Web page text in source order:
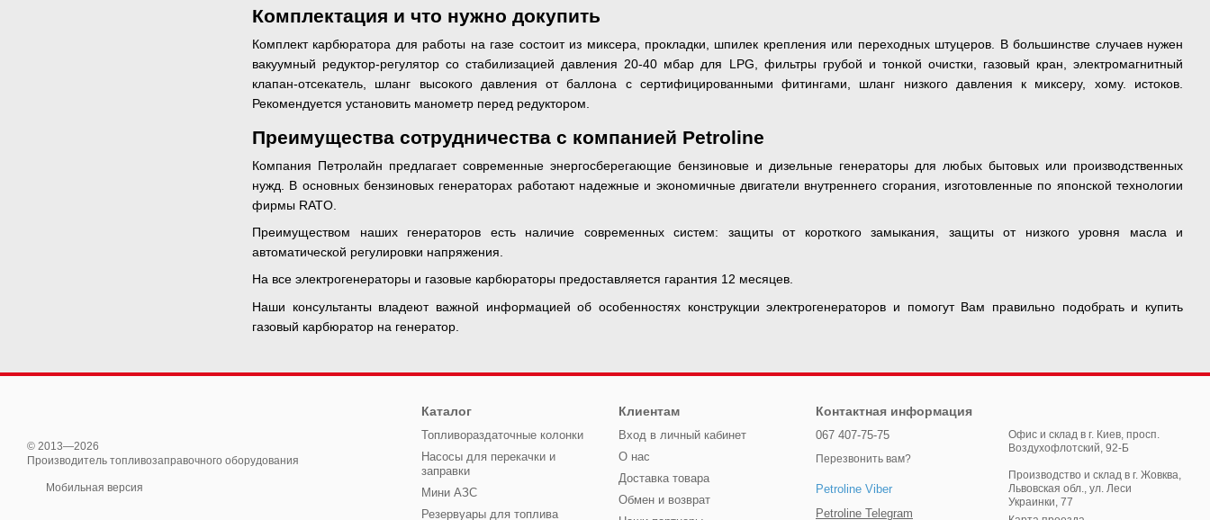
Комплектация и что нужно докупить
Комплект карбюратора для работы на газе состоит из миксера, прокладки, шпилек крепления или переходных штуцеров. В большинстве случаев нужен
вакуумный редуктор-регулятор со стабилизацией давления 20-40 мбар для LPG, фильтры грубой и тонкой очистки, газовый кран, электромагнитный
клапан-отсекатель, шланг высокого давления от баллона с сертифицированными фитингами, шланг низкого давления к миксеру, хому. истоков.
Рекомендуется установить манометр перед редуктором.
Преимущества сотрудничества с компанией Petroline
Компания Петролайн предлагает современные энергосберегающие бензиновые и дизельные генераторы для любых бытовых или производственных
нужд. В основных бензиновых генераторах работают надежные и экономичные двигатели внутреннего сгорания, изготовленные по японской технологии
фирмы RATO.
Преимуществом наших генераторов есть наличие современных систем: защиты от короткого замыкания, защиты от низкого уровня масла и
автоматической регулировки напряжения.
На все электрогенераторы и газовые карбюраторы предоставляется гарантия 12 месяцев.
Наши консультанты владеют важной информацией об особенностях конструкции электрогенераторов и помогут Вам правильно подобрать и купить
газовый карбюратор на генератор.
© 2013—2026
Производитель топливозаправочного оборудования
Мобильная версия
Каталог
Топливораздаточные колонки
Насосы для перекачки и
заправки
Мини АЗС
Резервуары для топлива
Клиентам
Вход в личный кабинет
О нас
Доставка товара
Обмен и возврат
Контактная информация
067 407-75-75
Перезвонить вам?
Petroline Viber
Petroline Telegram
Офис и склад в г. Киев, просп.
Воздухофлотский, 92-Б
Производство и склад в г. Жовква,
Львовская обл., ул. Леси
Украинки, 77